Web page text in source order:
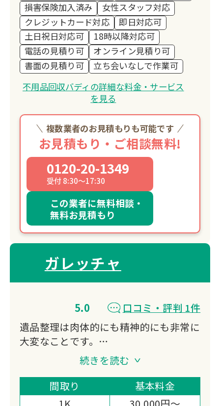
損害保険加入済み
女性スタッフ対応
クレジットカード対応
即日対応可
土日祝日対応可
18時以降対応可
電話の見積り可
オンライン見積り可
書面の見積り可
立ち会いなしで作業可
不用品回収バディの詳細な料金・サービス
を見る
複数業者のお見積もりも可能です
お見積もり・ご相談無料!
0120-20-1349
受付 8:30～17:30
この業者に無料相談・
無料お見積もり
ガレッチャ
5.0
口コミ・評判 1件
遺品整理は肉体的にも精神的にも非常に
大変なことです。
ガレッチャではお客様の負担を少しでも
軽減できるよう、また安心して想いの詰
まったお品物をお任せいただけるよう、
『遺品整理士認定協会』の認可を受けた
続きを読む
間取り
基本料金